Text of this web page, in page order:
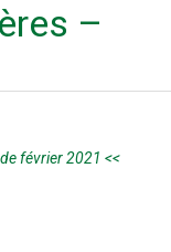
–
février 2021 <<